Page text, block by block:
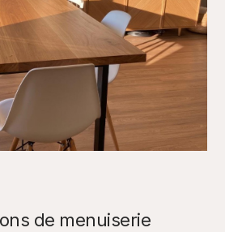
de menuiserie